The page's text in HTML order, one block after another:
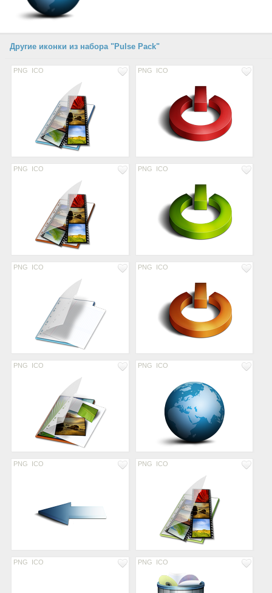
Другие иконки из набора "Pulse Pack"
PNG ICO PNG ICO
PNG ICO PNG ICO
PNG ICO PNG ICO
PNG ICO PNG ICO
PNG ICO PNG ICO
PNG ICO PNG ICO